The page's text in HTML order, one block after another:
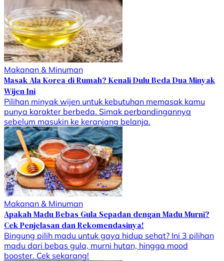
Makanan & Minuman
Masak Ala Korea di Rumah? Kenali Dulu Beda Dua Minyak
Wijen Ini
Pilihan minyak wijen untuk kebutuhan memasak kamu
punya karakter berbeda. Simak perbandingannya
sebelum masukin ke keranjang belanja.
Makanan & Minuman
Apakah Madu Bebas Gula Sepadan dengan Madu Murni?
Cek Penjelasan dan Rekomendasinya!
Bingung pilih madu untuk gaya hidup sehat? Ini 3 pilihan
madu dari bebas gula, murni hutan, hingga mood
booster. Cek sekarang!